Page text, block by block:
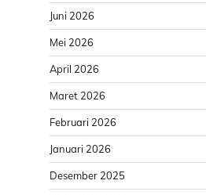
Juni 2026
Mei 2026
April 2026
Maret 2026
Februari 2026
Januari 2026
Desember 2025